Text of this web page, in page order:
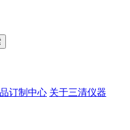
订制中心 关于三清仪器